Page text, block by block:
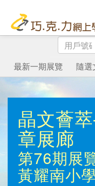
用
戶
號
碼
最新一期展覽
隨選
晶文薈
章展廊
第76期展
黃耀南小